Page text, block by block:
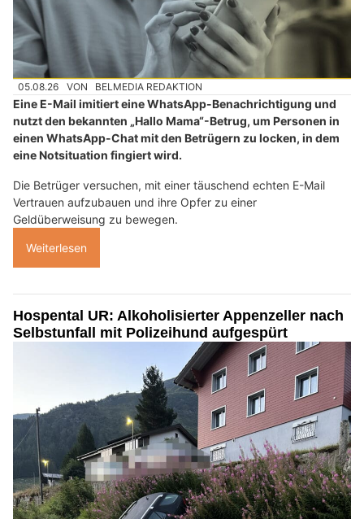
05.08.26 VON BELMEDIA REDAKTION
Eine E-Mail imitiert eine WhatsApp-Benachrichtigung und
nutzt den bekannten „Hallo Mama“-Betrug, um Personen in
einen WhatsApp-Chat mit den Betrügern zu locken, in dem
eine Notsituation fingiert wird.
Die Betrüger versuchen, mit einer täuschend echten E-Mail
Vertrauen aufzubauen und ihre Opfer zu einer
Geldüberweisung zu bewegen.
Weiterlesen
Hospental UR: Alkoholisierter Appenzeller nach
Selbstunfall mit Polizeihund aufgespürt